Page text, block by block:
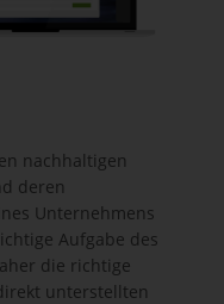
nachhaltigen
deren
Unternehmens
Aufgabe des
die richtige
unterstellten